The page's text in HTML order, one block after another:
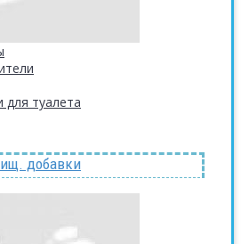
для туалета
добавки